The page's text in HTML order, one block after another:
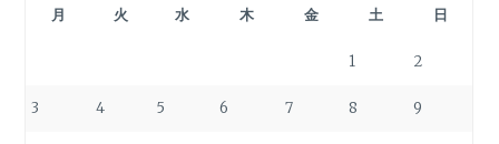
月 火 水 木 金 土 日
1 2
3 4 5 6 7 8 9